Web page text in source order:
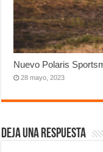
Nuevo Polaris
28 mayo, 2023
Deja una respuesta